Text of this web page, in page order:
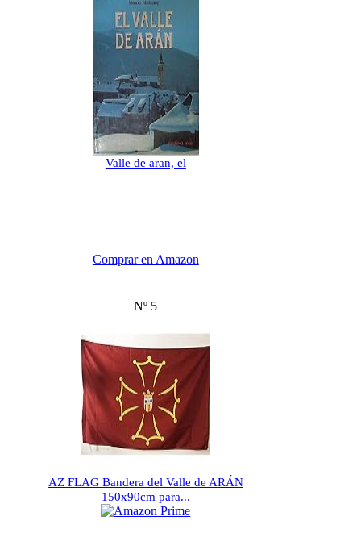
Valle de aran, el
Comprar en Amazon
Nº 5
AZ FLAG Bandera del Valle de ARÁN
150x90cm para...